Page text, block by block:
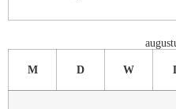
M D W